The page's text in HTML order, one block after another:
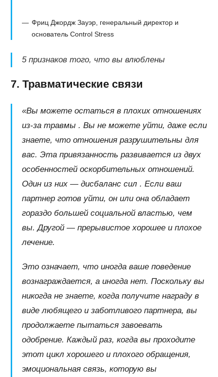
Фриц Джордж Зауэр, генеральный директор и
основатель Control Stress
5 признаков того, что вы влюблены
7. Травматические связи
«Вы можете остаться в плохих отношениях
из-за травмы . Вы не можете уйти, даже если
знаете, что отношения разрушительны для
вас. Эта привязанность развивается из двух
особенностей оскорбительных отношений.
Один из них — дисбаланс сил . Если ваш
партнер готов уйти, он или она обладает
гораздо большей социальной властью, чем
вы. Другой — прерывистое хорошее и плохое
лечение.
Это означает, что иногда ваше поведение
вознаграждается, а иногда нет. Поскольку вы
никогда не знаете, когда получите награду в
виде любящего и заботливого партнера, вы
продолжаете пытаться завоевать
одобрение. Каждый раз, когда вы проходите
этот цикл хорошего и плохого обращения,
эмоциональная связь, которую вы